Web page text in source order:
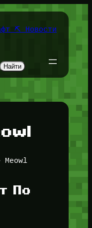
⛏️ Новости
Найти
Meowl
По